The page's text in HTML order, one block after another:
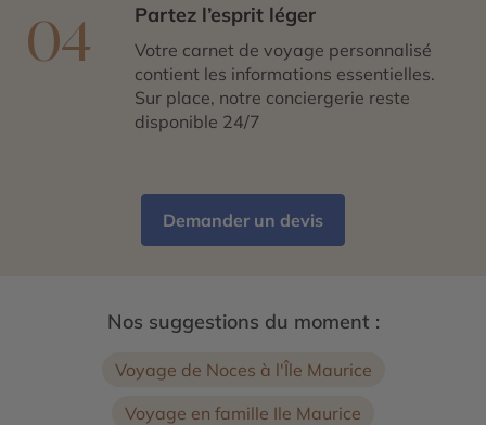
04 Partez l’esprit léger
Votre carnet de voyage personnalisé
contient les informations essentielles.
Sur place, notre conciergerie reste
disponible 24/7
Demander un devis
Nos suggestions du moment :
Voyage de Noces à l'Île Maurice
Voyage en famille Ile Maurice